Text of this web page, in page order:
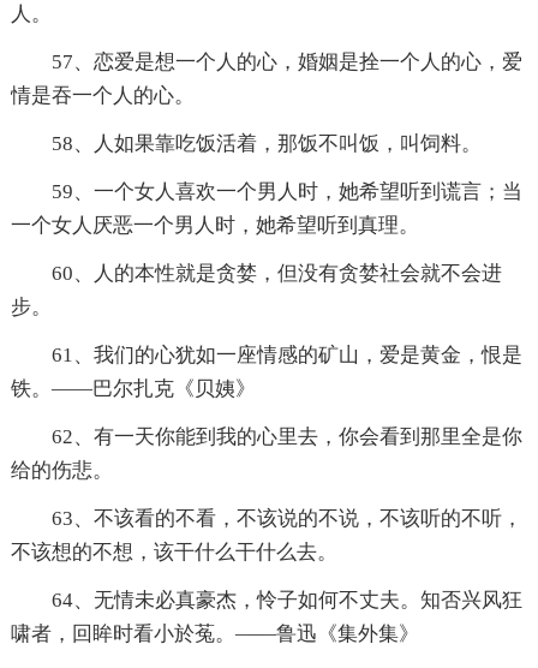
人。
57、恋爱是想一个人的心，婚姻是拴一个人的心，爱
情是吞一个人的心。
58、人如果靠吃饭活着，那饭不叫饭，叫饲料。
59、一个女人喜欢一个男人时，她希望听到谎言；当
一个女人厌恶一个男人时，她希望听到真理。
60、人的本性就是贪婪，但没有贪婪社会就不会进
步。
61、我们的心犹如一座情感的矿山，爱是黄金，恨是
铁。——巴尔扎克《贝姨》
62、有一天你能到我的心里去，你会看到那里全是你
给的伤悲。
63、不该看的不看，不该说的不说，不该听的不听，
不该想的不想，该干什么干什么去。
64、无情未必真豪杰，怜子如何不丈夫。知否兴风狂
啸者，回眸时看小於菟。——鲁迅《集外集》